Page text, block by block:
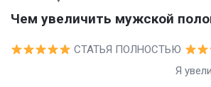
Чем увеличить мужской
СТАТЬЯ ПОЛНОСТЬЮ
Я увеличил